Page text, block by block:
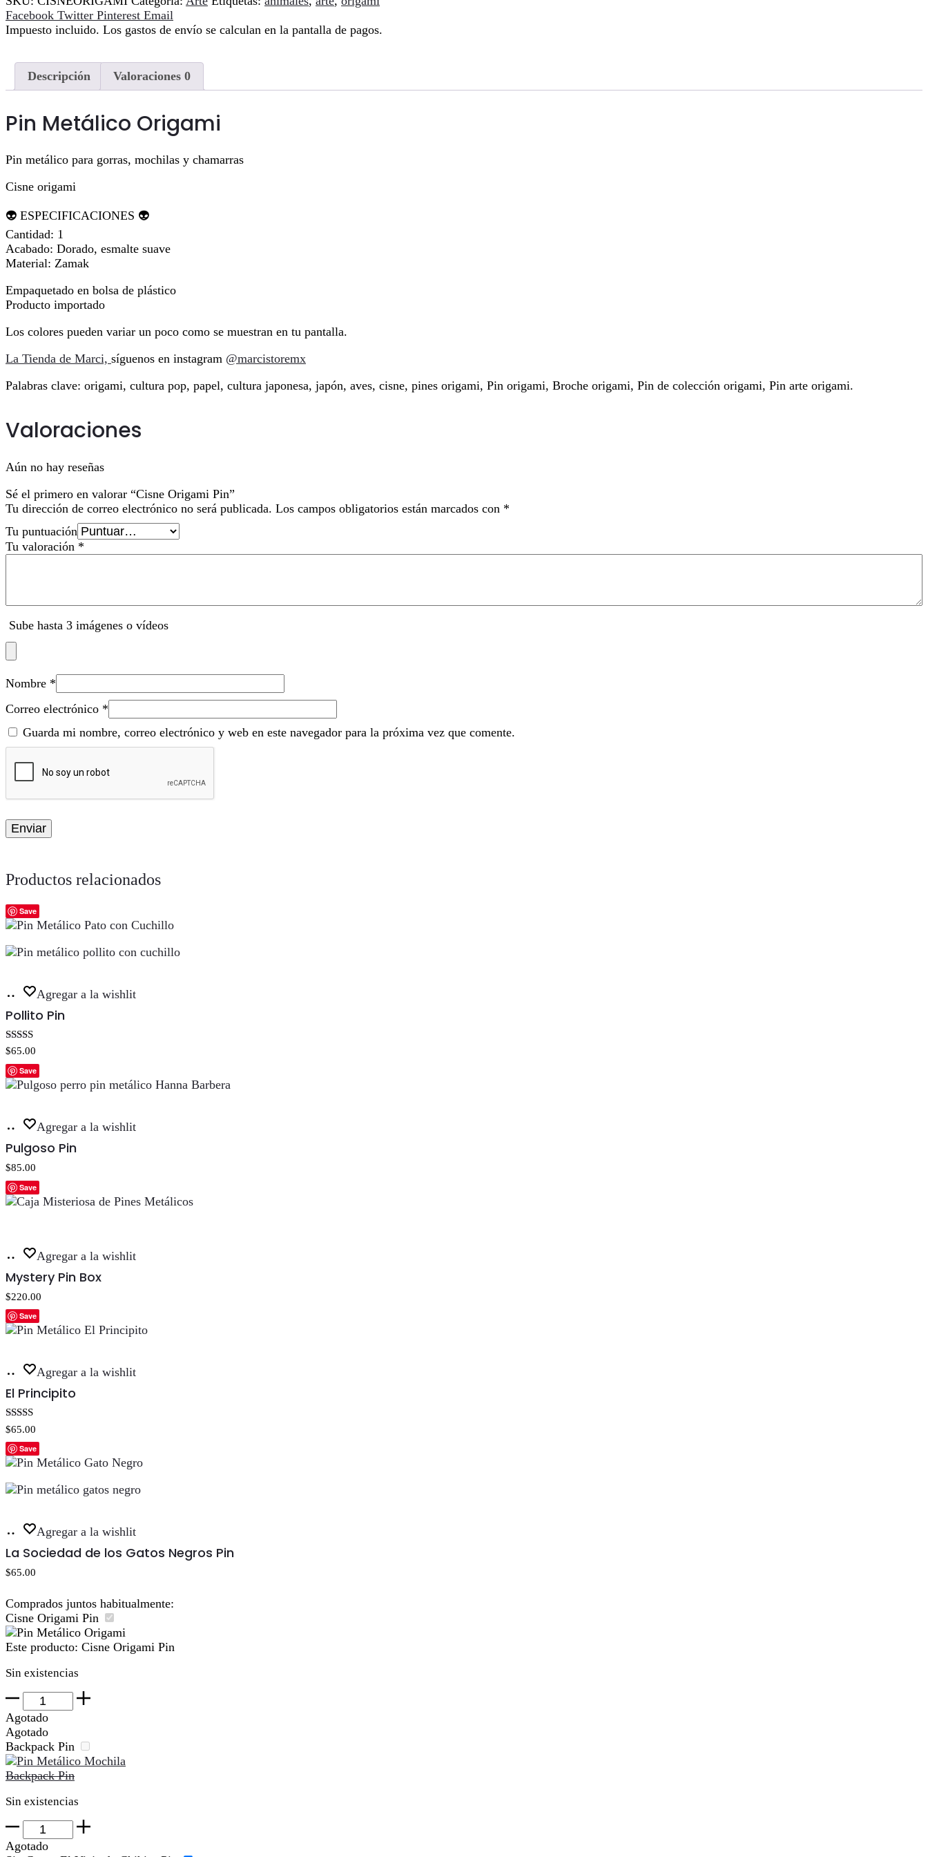
Compartir
Facebook Twitter Pinterest Email
Impuesto incluido. Los gastos de envío se calculan en la pantalla de pagos.
Descripción Valoraciones 0
Pin Metálico Origami
Pin metálico para gorras, mochilas y chamarras
Cisne origami
👽 ESPECIFICACIONES 👽
Cantidad: 1
Acabado: Dorado, esmalte suave
Material: Zamak
Empaquetado en bolsa de plástico
Producto importado
Los colores pueden variar un poco como se muestran en tu pantalla.
La Tienda de Marci, síguenos en instagram @marcistoremx
Palabras clave: origami, cultura pop, papel, cultura japonesa, japón, aves, cisne, pines origami, Pin origami, Broche origami, Pin de colección origami, Pin arte origami.
Valoraciones
Aún no hay reseñas
Sé el primero en valorar “Cisne Origami Pin”
Tu dirección de correo electrónico no será publicada. Los campos obligatorios están marcados con *
Tu puntuación
Tu valoración *
Sube hasta 3 imágenes o vídeos
Nombre *
Correo electrónico *
Guarda mi nombre, correo electrónico y web en este navegador para la próxima vez que comente.
Productos relacionados
Save
Añadir
carrito
Agregar a la wishlit
Pollito Pin
Valorado con
de 5
$65.00
Save
Añadir
carrito
Agregar a la wishlit
Pulgoso Pin
$85.00
Save
Añadir
carrito
Agregar a la wishlit
Mystery Pin Box
$220.00
Save
Añadir
carrito
Agregar a la wishlit
El Principito
Valorado con
de 5
$65.00
Save
Añadir
carrito
Agregar a la wishlit
La Sociedad de los Gatos Negros Pin
$65.00
Comprados juntos habitualmente:
Cisne Origami Pin
Este producto: Cisne Origami Pin
Sin existencias
Cisne
Origami
Pin
cantidad
Agotado
Agotado
Backpack Pin
Backpack Pin
Sin existencias
Backpack
Pin
Agotado